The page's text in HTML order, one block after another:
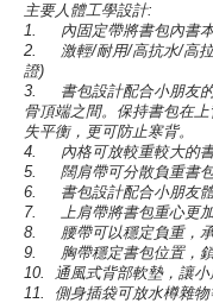
主要人體工學設計:
1. 內固定帶將書包內書
2. 激輕/耐用/高抗水/高
證)
3. 書包設計配合小朋友
骨頂端之間。保持書包在
失平衡，更可防止寒背。
4. 內格可放較重較大的
5. 闊肩帶可分散負重書
6. 書包設計配合小朋友
7. 上肩帶將書包重心更
8. 腰帶可以穩定負重，
9. 胸帶穩定書包位置，
10. 通風式背部軟墊，讓
11. 側身插袋可放水樽雜物